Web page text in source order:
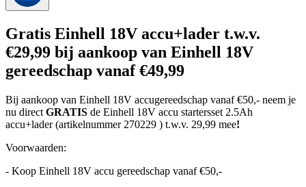
Gratis Einhell 18V accu+lader t.w.v.
€29,99 bij aankoop van Einhell 18V
gereedschap vanaf €49,99
Bij aankoop van Einhell 18V accugereedschap vanaf €50,- neem je
nu direct GRATIS de Einhell 18V accu startersset 2.5Ah
accu+lader (artikelnummer 270229 ) t.w.v. 29,99 mee!
Voorwaarden:
- Koop Einhell 18V accu gereedschap vanaf €50,-